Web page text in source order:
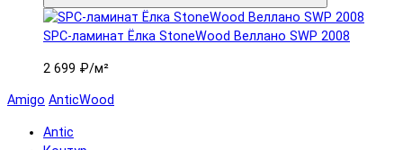
SPC-ламинат Ëлка StoneWood Веллано SWP 2008
2 699 ₽/м²
Amigo AnticWood
Antic